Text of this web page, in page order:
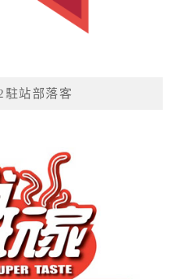
駐站部落客